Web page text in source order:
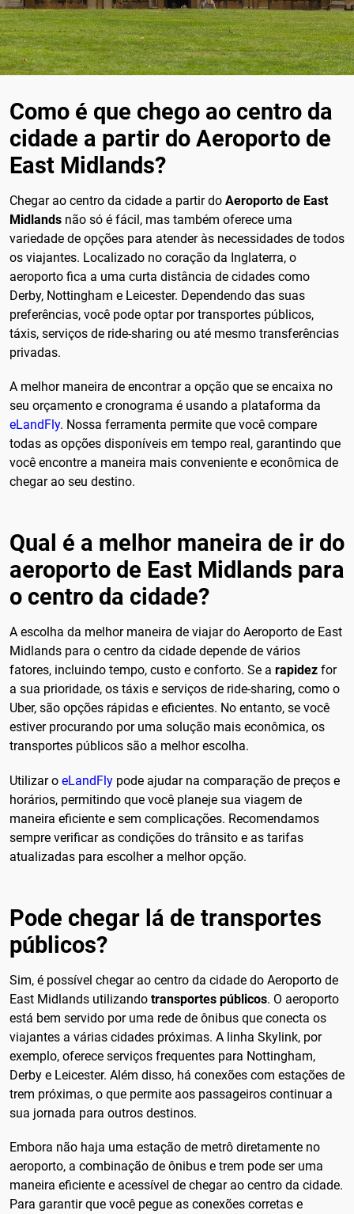
Como é que chego ao centro da
cidade a partir do Aeroporto de
East Midlands?
Chegar ao centro da cidade a partir do Aeroporto de East
Midlands não só é fácil, mas também oferece uma
variedade de opções para atender às necessidades de todos
os viajantes. Localizado no coração da Inglaterra, o
aeroporto fica a uma curta distância de cidades como
Derby, Nottingham e Leicester. Dependendo das suas
preferências, você pode optar por transportes públicos,
táxis, serviços de ride-sharing ou até mesmo transferências
privadas.
A melhor maneira de encontrar a opção que se encaixa no
seu orçamento e cronograma é usando a plataforma da
eLandFly. Nossa ferramenta permite que você compare
todas as opções disponíveis em tempo real, garantindo que
você encontre a maneira mais conveniente e econômica de
chegar ao seu destino.
Qual é a melhor maneira de ir do
aeroporto de East Midlands para
o centro da cidade?
A escolha da melhor maneira de viajar do Aeroporto de East
Midlands para o centro da cidade depende de vários
fatores, incluindo tempo, custo e conforto. Se a rapidez for
a sua prioridade, os táxis e serviços de ride-sharing, como o
Uber, são opções rápidas e eficientes. No entanto, se você
estiver procurando por uma solução mais econômica, os
transportes públicos são a melhor escolha.
Utilizar o eLandFly pode ajudar na comparação de preços e
horários, permitindo que você planeje sua viagem de
maneira eficiente e sem complicações. Recomendamos
sempre verificar as condições do trânsito e as tarifas
atualizadas para escolher a melhor opção.
Pode chegar lá de transportes
públicos?
Sim, é possível chegar ao centro da cidade do Aeroporto de
East Midlands utilizando transportes públicos. O aeroporto
está bem servido por uma rede de ônibus que conecta os
viajantes a várias cidades próximas. A linha Skylink, por
exemplo, oferece serviços frequentes para Nottingham,
Derby e Leicester. Além disso, há conexões com estações de
trem próximas, o que permite aos passageiros continuar a
sua jornada para outros destinos.
Embora não haja uma estação de metrô diretamente no
aeroporto, a combinação de ônibus e trem pode ser uma
maneira eficiente e acessível de chegar ao centro da cidade.
Para garantir que você pegue as conexões corretas e